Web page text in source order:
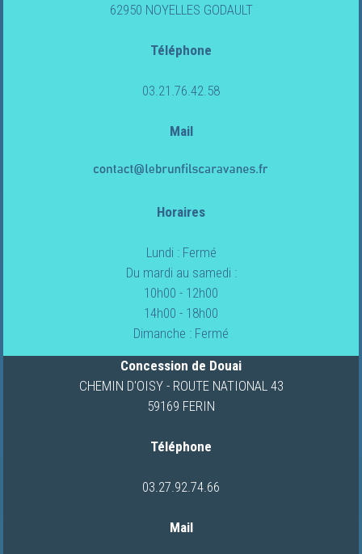
CARAVANES
62950 NOYELLES GODAULT
Téléphone
03.21.76.42.58
Mail
Horaires
Lundi : Fermé
Du mardi au samedi :
10h00 - 12h00
14h00 - 18h00
Dimanche : Fermé
Concession de Douai
CHEMIN D'OISY - ROUTE NATIONAL 43
59169 FERIN
Téléphone
03.27.92.74.66
Mail